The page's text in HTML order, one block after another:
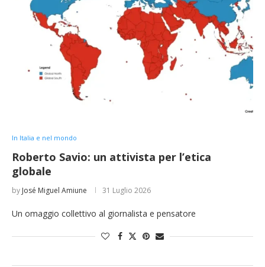
In Italia e nel mondo
Roberto Savio: un attivista per l’etica
globale
by José Miguel Amiune 31 Luglio 2026
Un omaggio collettivo al giornalista e pensatore